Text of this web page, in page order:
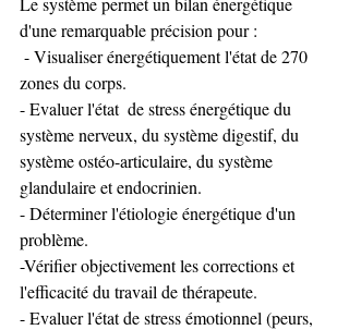
d'une remarquable précision pour :
zones du corps.
- Evaluer l'état  de stress énergétique du
système nerveux, du système digestif, du
système ostéo-articulaire, du système
glandulaire et endocrinien.
- Déterminer l'étiologie énergétique d'un
problème.
-Vérifier objectivement les corrections et
l'efficacité du travail de thérapeute.
- Evaluer l'état de stress émotionnel (peurs,